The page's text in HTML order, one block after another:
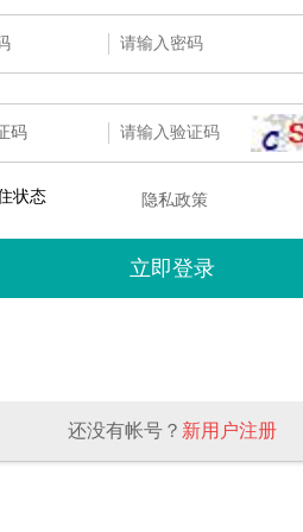
码
状态 隐私政策
还没有帐号？ 新用户注册